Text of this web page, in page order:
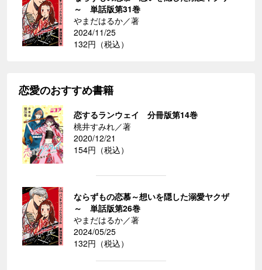
～ 単話版第31巻
やまだはるか／著
2024/11/25
132円（税込）
恋愛のおすすめ書籍
恋するランウェイ 分冊版第14巻
桃井すみれ／著
2020/12/21
154円（税込）
ならずもの恋慕～想いを隠した溺愛ヤクザ
～ 単話版第26巻
やまだはるか／著
2024/05/25
132円（税込）